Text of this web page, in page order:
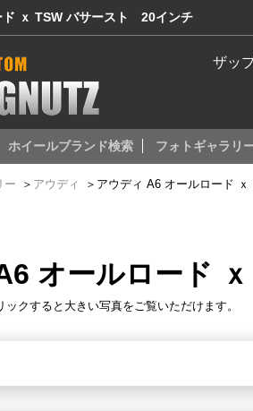
ド ｘ TSW バサースト 20インチ
ザッ
ホイールブランド検索 フォトギャラリ
ー ＞ アウディ ＞ アウディ A6 オールロード
オールロード
クすると大きい写真をご覧いただけます。